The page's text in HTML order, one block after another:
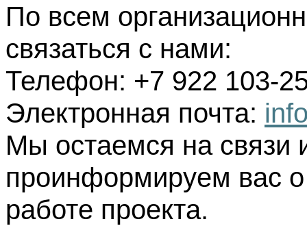
По всем
связаться с нами:
Телефон: +7 922 103-
Электронная почта:
Мы остаемся на связи
проинформируем вас
работе проекта.